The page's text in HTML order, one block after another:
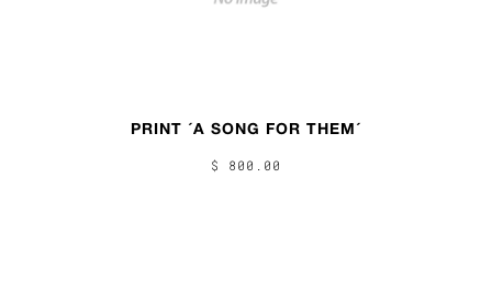
PRINT ´A SONG FOR THEM´
$ 800.00